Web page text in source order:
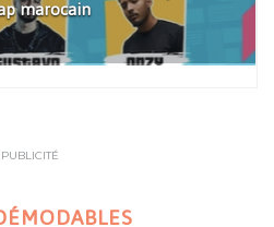
marocain
PUBLICITÉ